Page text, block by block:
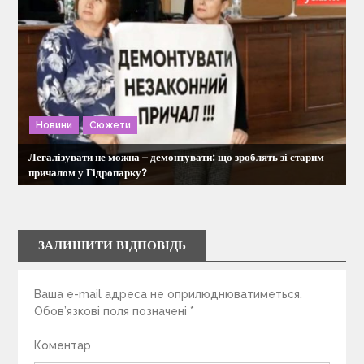
Новини Сюжети
Легалізувати не можна – демонтувати: що зроблять зі старим
причалом у Гідропарку?
ЗАЛИШИТИ ВІДПОВІДЬ
Ваша e-mail адреса не оприлюднюватиметься.
Обов’язкові поля позначені *
Коментар